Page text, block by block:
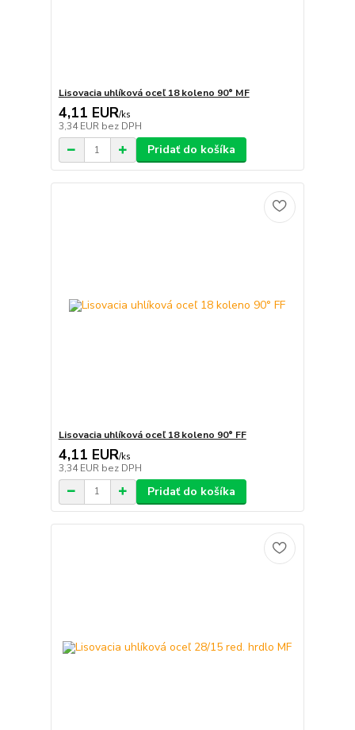
Lisovacia uhlíková oceľ 18 koleno 90° MF
4,11 EUR/ks
3,34 EUR bez DPH
Pridať do košíka
Lisovacia uhlíková oceľ 18 koleno 90° FF
4,11 EUR/ks
3,34 EUR bez DPH
Pridať do košíka